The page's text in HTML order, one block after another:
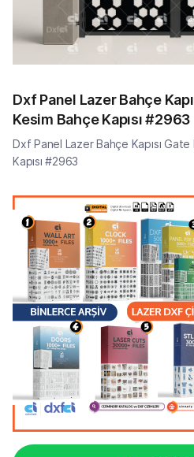
Dxf Panel Lazer Bahçe
Kesim Bahçe Kapısı #2963
Dxf Panel Lazer Bahçe Kapısı
Kapısı #2963